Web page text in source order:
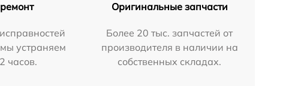
устраняем
часов.
Оригинальные запчасти
Более 20 тыс. запчастей от
производителя в наличии на
собственных складах.